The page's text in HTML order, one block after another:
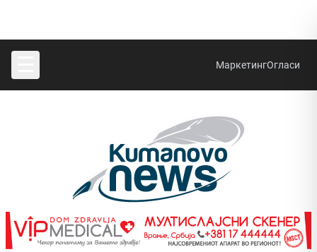
МаркетингОгласи